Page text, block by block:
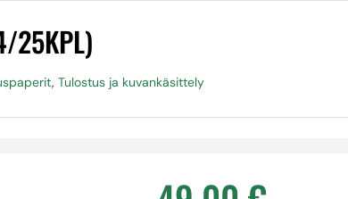
25KPL)
, Tulostus ja kuvankäsittely